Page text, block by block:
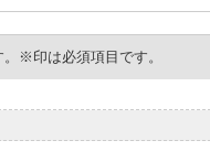
※印は必須項目です。